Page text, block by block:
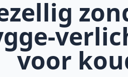
voor